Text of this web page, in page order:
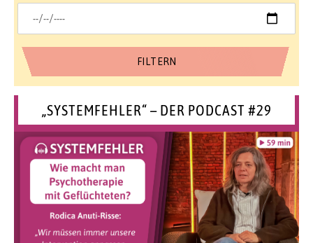
„SYSTEMFEHLER“ – DER PODCAST #29